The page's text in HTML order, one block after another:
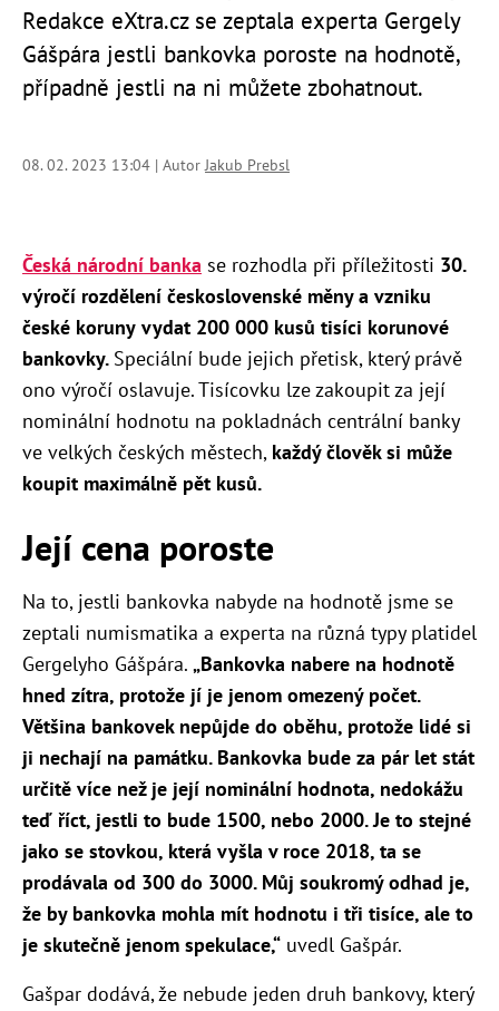
Redakce eXtra.cz se zeptala experta Gergely
Gášpára jestli bankovka poroste na hodnotě,
případně jestli na ni můžete zbohatnout.
08. 02. 2023 13:04 | AutorJakub Prebsl
Česká národní banka se rozhodla při příležitosti 30.
výročí rozdělení československé měny a vzniku
české koruny vydat 200 000 kusů tisíci korunové
bankovky. Speciální bude jejich přetisk, který právě
ono výročí oslavuje. Tisícovku lze zakoupit za její
nominální hodnotu na pokladnách centrální banky
ve velkých českých městech, každý člověk si může
koupit maximálně pět kusů.
Její cena poroste
Na to, jestli bankovka nabyde na hodnotě jsme se
zeptali numismatika a experta na různá typy platidel
Gergelyho Gášpára. „Bankovka nabere na hodnotě
hned zítra, protože jí je jenom omezený počet.
Většina bankovek nepůjde do oběhu, protože lidé si
ji nechají na památku. Bankovka bude za pár let stát
určitě více než je její nominální hodnota, nedokážu
teď říct, jestli to bude 1500, nebo 2000. Je to stejné
jako se stovkou, která vyšla v roce 2018, ta se
prodávala od 300 do 3000. Můj soukromý odhad je,
že by bankovka mohla mít hodnotu i tři tisíce, ale to
je skutečně jenom spekulace,“ uvedl Gašpár.
Gašpar dodává, že nebude jeden druh bankovy, který